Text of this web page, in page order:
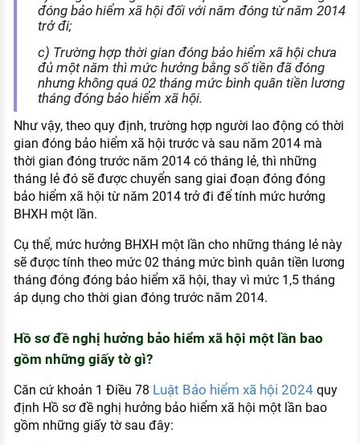
đóng bảo hiểm xã hội đối với năm đóng từ năm 2014
trở đi;
c) Trường hợp thời gian đóng bảo hiểm xã hội chưa
đủ một năm thì mức hưởng bằng số tiền đã đóng
nhưng không quá 02 tháng mức bình quân tiền lương
tháng đóng bảo hiểm xã hội.
Như vậy, theo quy định, trường hợp người lao động có thời
gian đóng bảo hiểm xã hội trước và sau năm 2014 mà
thời gian đóng trước năm 2014 có tháng lẻ, thì những
tháng lẻ đó sẽ được chuyển sang giai đoạn đóng đóng
bảo hiểm xã hội từ năm 2014 trở đi để tính mức hưởng
BHXH một lần.
Cụ thể, mức hưởng BHXH một lần cho những tháng lẻ này
sẽ được tính theo mức 02 tháng mức bình quân tiền lương
tháng đóng đóng bảo hiểm xã hội, thay vì mức 1,5 tháng
áp dụng cho thời gian đóng trước năm 2014.
Hồ sơ đề nghị hưởng bảo hiểm xã hội một lần bao
gồm những giấy tờ gì?
Căn cứ khoản 1 Điều 78 Luật Bảo hiểm xã hội 2024quy
định Hồ sơ đề nghị hưởng bảo hiểm xã hội một lần bao
gồm những giấy tờ sau đây: